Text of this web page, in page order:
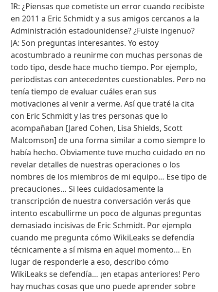
IR: ¿Piensas que cometiste un error cuando recibiste
en 2011 a Eric Schmidt y a sus amigos cercanos a la
Administración estadounidense? ¿Fuiste ingenuo?
JA: Son preguntas interesantes. Yo estoy
acostumbrado a reunirme con muchas personas de
todo tipo, desde hace mucho tiempo. Por ejemplo,
periodistas con antecedentes cuestionables. Pero no
tenía tiempo de evaluar cuáles eran sus
motivaciones al venir a verme. Así que traté la cita
con Eric Schmidt y las tres personas que lo
acompañaban [Jared Cohen, Lisa Shields, Scott
Malcomson] de una forma similar a como siempre lo
había hecho. Obviamente tuve mucho cuidado en no
revelar detalles de nuestras operaciones o los
nombres de los miembros de mi equipo… Ese tipo de
precauciones… Si lees cuidadosamente la
transcripción de nuestra conversación verás que
intento escabullirme un poco de algunas preguntas
demasiado incisivas de Eric Schmidt. Por ejemplo
cuando me pregunta cómo WikiLeaks se defendía
técnicamente a sí misma en aquel momento… En
lugar de responderle a eso, describo cómo
WikiLeaks se defendía… ¡en etapas anteriores! Pero
hay muchas cosas que uno puede aprender sobre